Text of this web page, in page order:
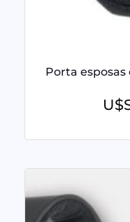
Porta esposas